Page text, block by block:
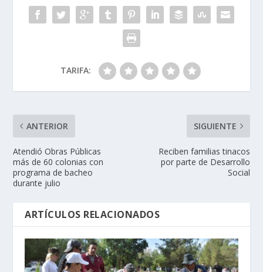
TARIFA:
ANTERIOR
Atendió Obras Públicas
más de 60 colonias con
programa de bacheo
durante julio
SIGUIENTE
Reciben familias tinacos
por parte de Desarrollo
Social
ARTÍCULOS RELACIONADOS